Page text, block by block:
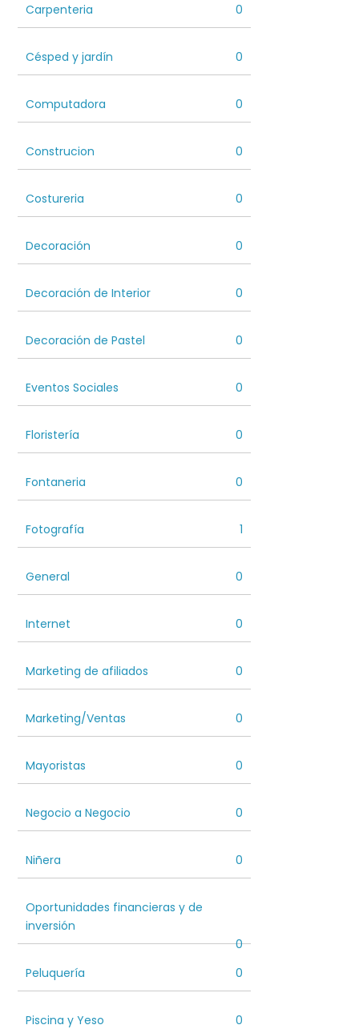
Carpenteria 0
Césped y jardín 0
Computadora 0
Construcion 0
Costureria 0
Decoración 0
Decoración de Interior 0
Decoración de Pastel 0
Eventos Sociales 0
Floristería 0
Fontaneria 0
Fotografía 1
General 0
Internet 0
Marketing de afiliados 0
Marketing/Ventas 0
Mayoristas 0
Negocio a Negocio 0
Niñera 0
Oportunidades financieras y de
inversión
0
Peluquería
0
Piscina y Yeso 0